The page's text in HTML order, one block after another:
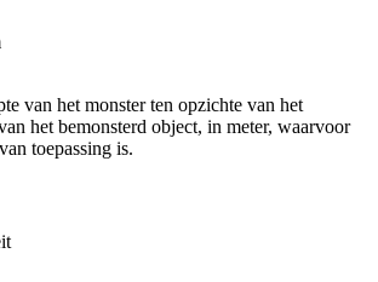
van het monster ten opzichte van het
het bemonsterd object, in meter, waarvoor
toepassing is.